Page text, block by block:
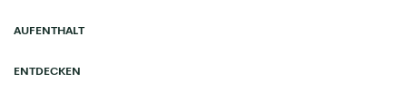
AUFENTHALT
ENTDECKEN